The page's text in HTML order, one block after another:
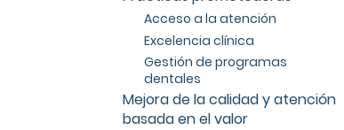
Acceso a la atención
Excelencia clínica
Gestión de programas
dentales
Mejora de la calidad y atención
basada en el valor